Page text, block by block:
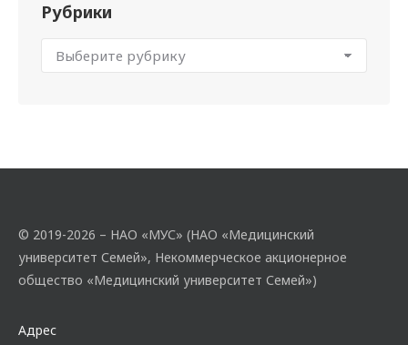
Рубрики
© 2019-2026 – НАО «МУС» (НАО «Медицинский
университет Семей», Некоммерческое акционерное
общество «Медицинский университет Семей»)
Адрес